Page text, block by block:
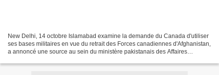
New Delhi, 14 octobre Islamabad examine la demande du Canada d'utiliser
ses bases militaires en vue du retrait des Forces canadiennes d'Afghanistan,
a annoncé une source au sein du ministère pakistanais des Affaires